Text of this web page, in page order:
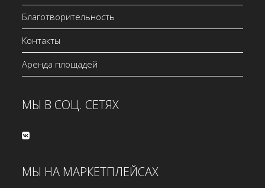
Благотворительность
Контакты
Аренда площадей
МЫ В СОЦ. СЕТЯХ
МЫ НА МАРКЕТПЛЕЙСАХ